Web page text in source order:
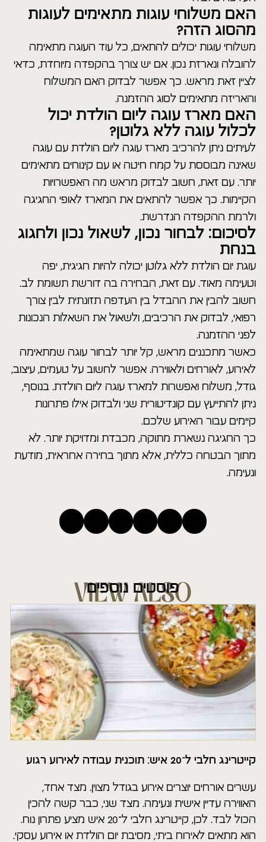
האם משלוחי עוגות מתאימים לעוגות
מהסוג הזה?
משלוחי עוגות יכולים להתאים, כל עוד העוגה מתאימה
להובלה ונארזת נכון. אם יש צורך בהקפדה מיוחדת, כדאי
לציין זאת מראש. כך אפשר לבדוק האם המשלוח
והאריזה מתאימים לסוג ההזמנה.
האם מארז עוגה ליום הולדת יכול
לכלול עוגה ללא גלוטן?
לעיתים ניתן להרכיב מארז עוגה ליום הולדת עם עוגה
שאינה מבוססת על קמח חיטה או עם קינוחים מתאימים
יותר. עם זאת, חשוב לבדוק מראש מה האפשרויות
הקיימות. כך אפשר להתאים את המארז לאופי החגיגה
ולרמת ההקפדה הנדרשת.
לסיכום: לבחור נכון, לשאול נכון ולחגוג
בנחת
עוגת יום הולדת ללא גלוטן יכולה להיות חגיגית, יפה
וטעימה מאוד. עם זאת, הבחירה בה דורשת תשומת לב.
חשוב להבין את ההבדל בין העדפה תזונתית לבין צורך
רפואי, לבדוק את הרכיבים, ולשאול את השאלות הנכונות
לפני ההזמנה.
כאשר מתכננים מראש, קל יותר לבחור עוגה שמתאימה
לאירוע, לאורחים ולאווירה. אפשר לחשוב על טעמים, עיצוב,
גודל, משלוח ואפשרות למארז עוגה ליום הולדת. בנוסף,
ניתן להתייעץ עם קונדיטורית שני ולבדוק אילו פתרונות
קיימים עבור האירוע שלכם.
כך החגיגה נשארת מתוקה, מכבדת ומדויקת יותר. לא
מתוך הבטחה כללית, אלא מתוך בחירה אחראית, מודעת
ונעימה.
VIEW ALSO
פוסטים נוספים
קייטרינג חלבי ל־20 איש: תוכנית עבודה לאירוע רגוע
עשרים אורחים יוצרים אירוע בגודל מצוין. מצד אחד,
האווירה עדיין אישית ונעימה. מצד שני, כבר קשה להכין
הכול לבד. לכן, קייטרינג חלבי ל־20 איש מציע פתרון נוח.
הוא מתאים לאירוח ביתי, מסיבת יום הולדת או אירוע עסקי.